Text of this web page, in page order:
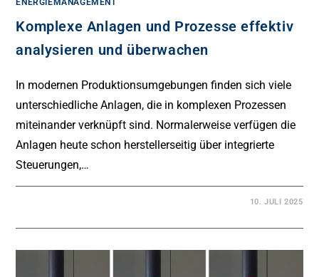
Komplexe Anlagen und Prozesse effektiv
analysieren und überwachen
In modernen Produktionsumgebungen finden sich viele
unterschiedliche Anlagen, die in komplexen Prozessen
miteinander verknüpft sind. Normalerweise verfügen die
Anlagen heute schon herstellerseitig über integrierte
Steuerungen,…
10. JULI 2025